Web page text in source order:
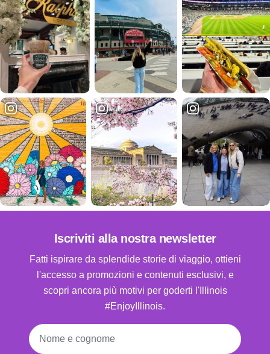
Iscriviti alla nostra newsletter
Fatti ispirare da splendide storie di viaggio, ottieni
l'accesso a promozioni e contenuti esclusivi, e
scopri ancora più motivi per goderti l'Illinois
#EnjoyIllinois.
Nome e cognome